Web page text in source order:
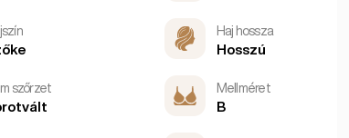
Haj hossza
Hosszú
szőrzet Mellméret
B